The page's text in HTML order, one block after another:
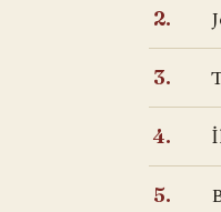
2.
3.
4.
5.